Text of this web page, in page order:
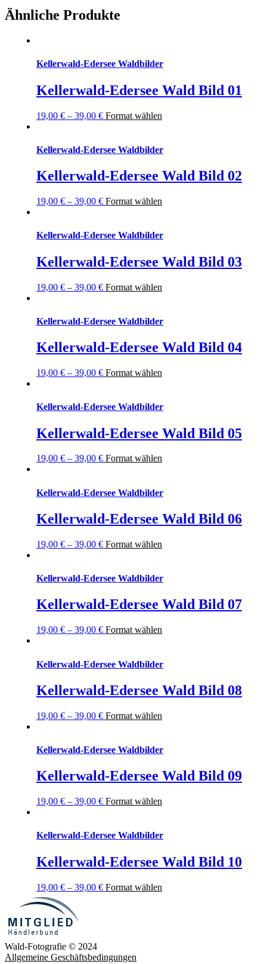
Ähnliche Produkte
Kellerwald-Edersee Waldbilder
Kellerwald-Edersee Wald Bild 01
19,00 €– 39,00 € Format wählen
Kellerwald-Edersee Waldbilder
Kellerwald-Edersee Wald Bild 02
19,00 €– 39,00 € Format wählen
Kellerwald-Edersee Waldbilder
Kellerwald-Edersee Wald Bild 03
19,00 €– 39,00 € Format wählen
Kellerwald-Edersee Waldbilder
Kellerwald-Edersee Wald Bild 04
19,00 €– 39,00 € Format wählen
Kellerwald-Edersee Waldbilder
Kellerwald-Edersee Wald Bild 05
19,00 €– 39,00 € Format wählen
Kellerwald-Edersee Waldbilder
Kellerwald-Edersee Wald Bild 06
19,00 €– 39,00 € Format wählen
Kellerwald-Edersee Waldbilder
Kellerwald-Edersee Wald Bild 07
19,00 €– 39,00 € Format wählen
Kellerwald-Edersee Waldbilder
Kellerwald-Edersee Wald Bild 08
19,00 €– 39,00 € Format wählen
Kellerwald-Edersee Waldbilder
Kellerwald-Edersee Wald Bild 09
19,00 €– 39,00 € Format wählen
Kellerwald-Edersee Waldbilder
Kellerwald-Edersee Wald Bild 10
19,00 €– 39,00 € Format wählen
Wald-Fotografie © 2024
Allgemeine Geschäftsbedingungen